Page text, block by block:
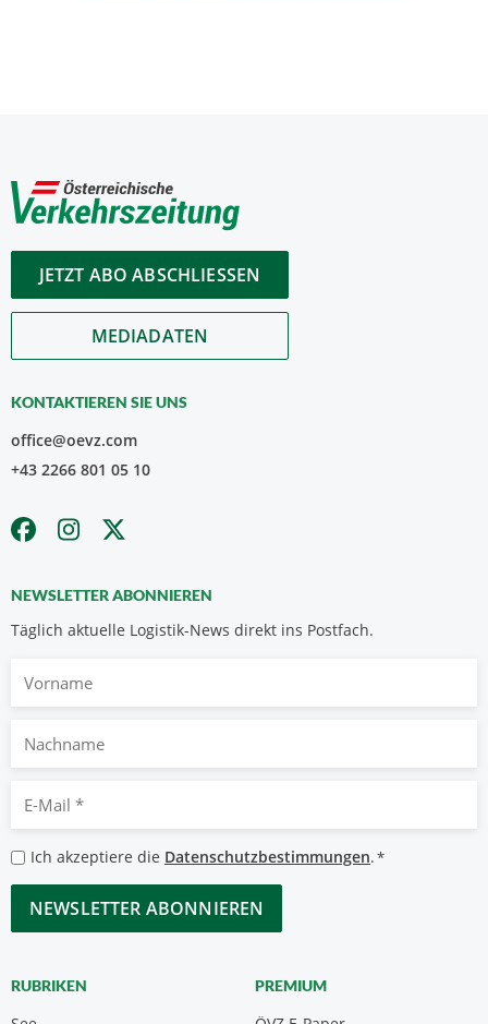
JETZT ABO ABSCHLIESSEN
MEDIADATEN
KONTAKTIEREN SIE UNS
office@oevz.com
+43 2266 801 05 10
NEWSLETTER ABONNIEREN
Täglich aktuelle Logistik-News direkt ins Postfach.
Nachname
Mail
*
Datenschutzbestimmungen
*
Ich akzeptiere die Datenschutzbestimmungen.*
CAPTCHA
RUBRIKEN PREMIUM